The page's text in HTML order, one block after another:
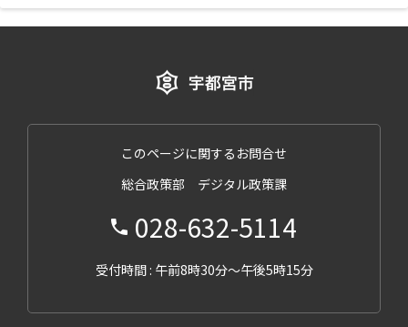
このページに関するお問合せ
総合政策部 デジタル政策課
028-632-5114
受付時間 : 午前8時30分～午後5時15分